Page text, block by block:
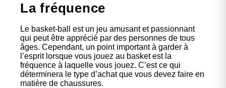
La fréquence
Le basket-ball est un jeu amusant et passionnant
qui peut être apprécié par des personnes de tous
âges. Cependant, un point important à garder à
l’esprit lorsque vous jouez au basket est la
fréquence à laquelle vous jouez. C’est ce qui
déterminera le type d’achat que vous devez faire en
matière de chaussures.